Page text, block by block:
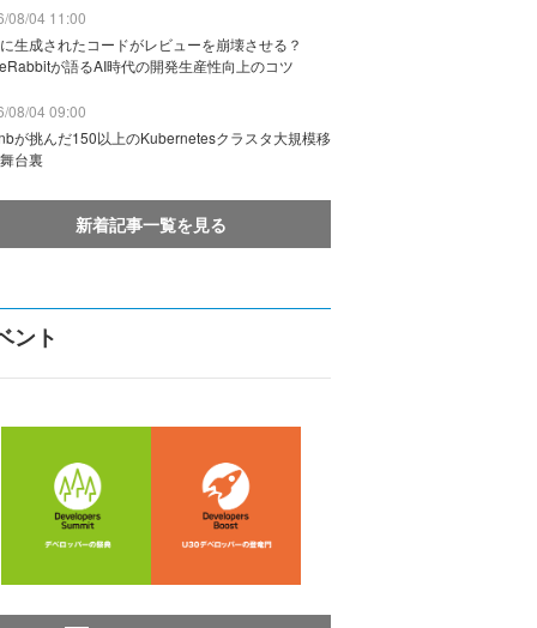
08/04 11:00
生成されたコードがレビューを崩壊させる？
が語るAI時代の開発生産性向上のコツ
08/04 09:00
が挑んだ150以上のKubernetesクラスタ大規模移
台裏
新着記事一覧を見る
ント